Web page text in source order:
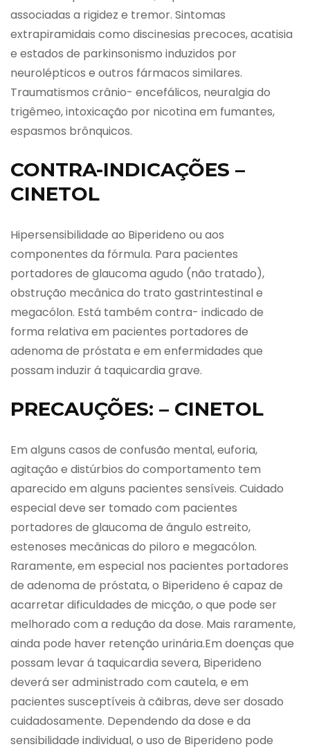
associadas a rigidez e tremor. Sintomas
extrapiramidais como discinesias precoces, acatisia
e estados de parkinsonismo induzidos por
neurolépticos e outros fármacos similares.
Traumatismos crânio- encefálicos, neuralgia do
trigêmeo, intoxicação por nicotina em fumantes,
espasmos brônquicos.
CONTRA-INDICAÇÕES –
CINETOL
Hipersensibilidade ao Biperideno ou aos
componentes da fórmula. Para pacientes
portadores de glaucoma agudo (não tratado),
obstrução mecânica do trato gastrintestinal e
megacólon. Está também contra- indicado de
forma relativa em pacientes portadores de
adenoma de próstata e em enfermidades que
possam induzir á taquicardia grave.
PRECAUÇÕES: – CINETOL
Em alguns casos de confusão mental, euforia,
agitação e distúrbios do comportamento tem
aparecido em alguns pacientes sensíveis. Cuidado
especial deve ser tomado com pacientes
portadores de glaucoma de ângulo estreito,
estenoses mecânicas do piloro e megacólon.
Raramente, em especial nos pacientes portadores
de adenoma de próstata, o Biperideno é capaz de
acarretar dificuldades de micção, o que pode ser
melhorado com a redução da dose. Mais raramente,
ainda pode haver retenção urinária.Em doenças que
possam levar á taquicardia severa, Biperideno
deverá ser administrado com cautela, e em
pacientes susceptíveis à cãibras, deve ser dosado
cuidadosamente. Dependendo da dose e da
sensibilidade individual, o uso de Biperideno pode